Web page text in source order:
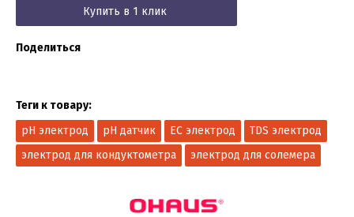
Купить в 1 клик
Поделиться
Теги к товару:
pH электрод
pH датчик EC электрод
TDS электрод
электрод для кондуктометра
электрод для солемера